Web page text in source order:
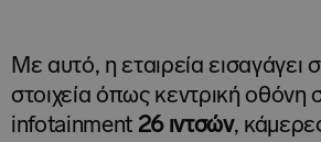
Με αυτό, η εταιρεία εισαγάγει
στοιχεία όπως κεντρική οθόνη
infotainment 26 ιντσών,